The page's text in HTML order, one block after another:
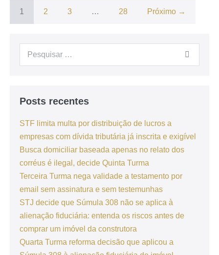
1 2 3 … 28 Próximo →
Posts recentes
STF limita multa por distribuição de lucros a
empresas com dívida tributária já inscrita e exigível
Busca domiciliar baseada apenas no relato dos
corréus é ilegal, decide Quinta Turma
Terceira Turma nega validade a testamento por
email sem assinatura e sem testemunhas
STJ decide que Súmula 308 não se aplica à
alienação fiduciária: entenda os riscos antes de
comprar um imóvel da construtora
Quarta Turma reforma decisão que aplicou a